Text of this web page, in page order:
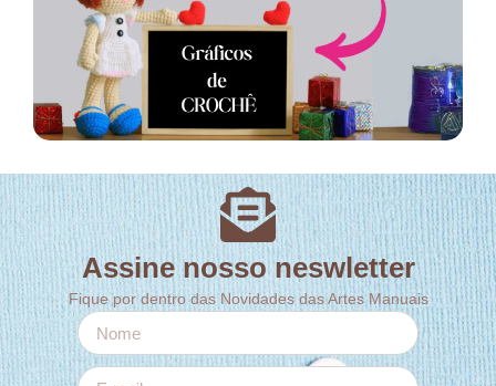
Assine nosso neswletter
Fique por dentro das Novidades das Artes Manuais